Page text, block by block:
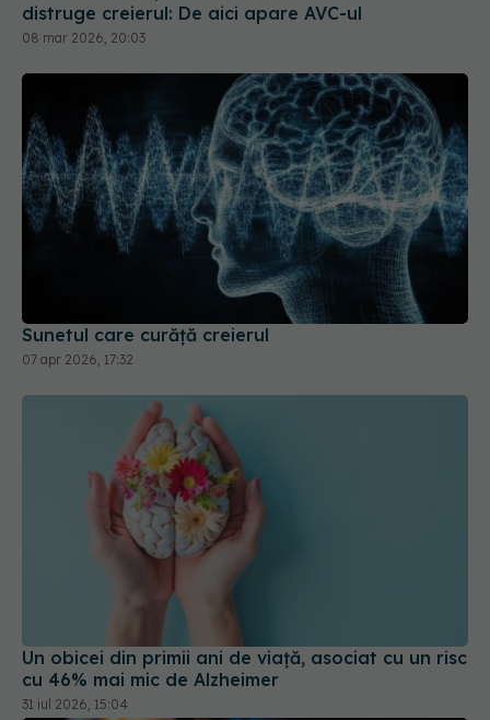
distruge creierul: De aici apare AVC-ul
08 mar 2026, 20:03
Sunetul care curăță creierul
07 apr 2026, 17:32
Un obicei din primii ani de viață, asociat cu un risc
cu 46% mai mic de Alzheimer
31 iul 2026, 15:04